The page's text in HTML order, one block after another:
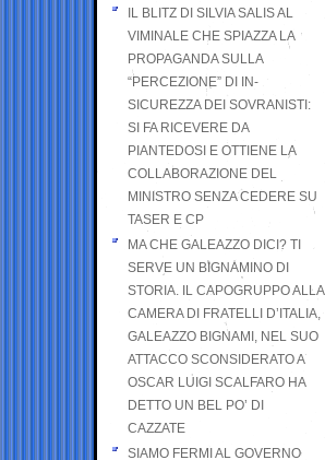
IL BLITZ DI SILVIA SALIS AL
VIMINALE CHE SPIAZZA LA
PROPAGANDA SULLA
“PERCEZIONE” DI IN-
SICUREZZA DEI SOVRANISTI:
SI FA RICEVERE DA
PIANTEDOSI E OTTIENE LA
COLLABORAZIONE DEL
MINISTRO SENZA CEDERE SU
TASER E CP
MA CHE GALEAZZO DICI? TI
SERVE UN BIGNAMINO DI
STORIA. IL CAPOGRUPPO ALLA
CAMERA DI FRATELLI D’ITALIA,
GALEAZZO BIGNAMI, NEL SUO
ATTACCO SCONSIDERATO A
OSCAR LUIGI SCALFARO HA
DETTO UN BEL PO’ DI
CAZZATE
SIAMO FERMI AL GOVERNO